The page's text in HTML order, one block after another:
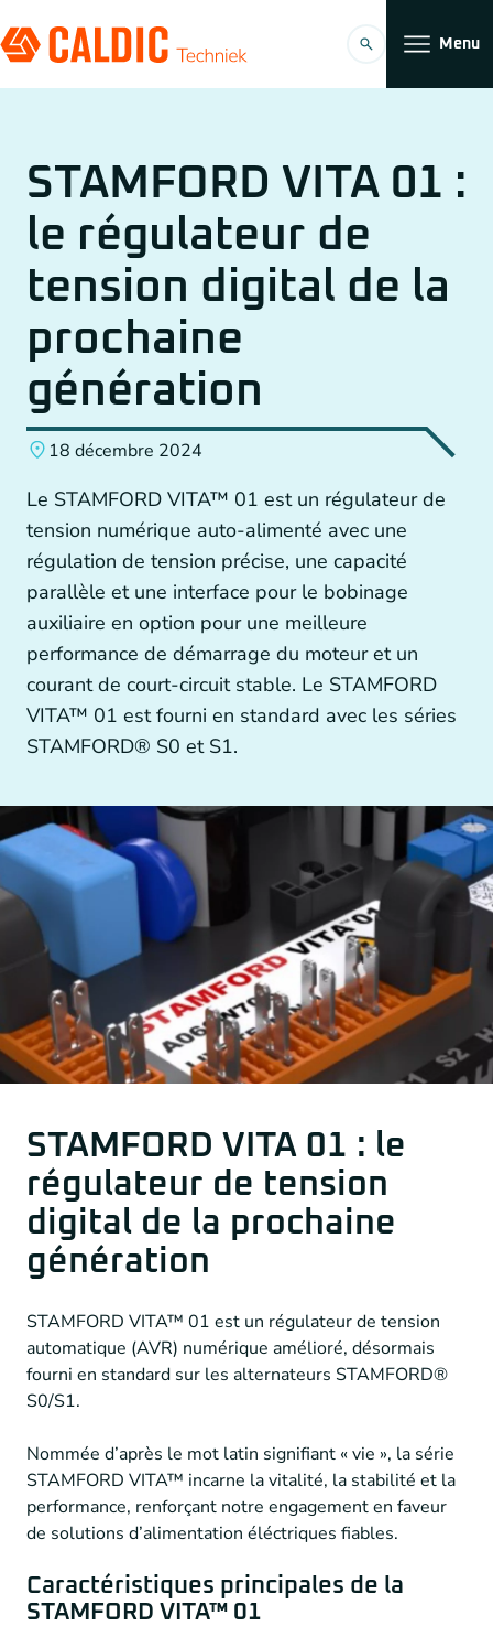
Menu
Entraînements par courroies dentées
Convoyeurs
Réducteur Planétaire
Accouplements
Entraînements par chaîne
Autres technologies d’entraînement
Générateurs et accouplements de générateurs
Solutions
FR
STAMFORD VITA 01 :
le régulateur de
tension digital de la
prochaine
génération
18 décembre 2024
Le STAMFORD VITA™ 01 est un régulateur de
tension numérique auto-alimenté avec une
régulation de tension précise, une capacité
parallèle et une interface pour le bobinage
auxiliaire en option pour une meilleure
performance de démarrage du moteur et un
courant de court-circuit stable. Le STAMFORD
VITA™ 01 est fourni en standard avec les séries
STAMFORD® S0 et S1.
STAMFORD VITA 01 : le
régulateur de tension
digital de la prochaine
génération
STAMFORD VITA™ 01 est un régulateur de tension
automatique (AVR) numérique amélioré, désormais
fourni en standard sur les alternateurs STAMFORD®
S0/S1.
Nommée d’après le mot latin signifiant « vie », la série
STAMFORD VITA™ incarne la vitalité, la stabilité et la
performance, renforçant notre engagement en faveur
de solutions d’alimentation éléctriques fiables.
Caractéristiques principales de la
STAMFORD VITA™ 01